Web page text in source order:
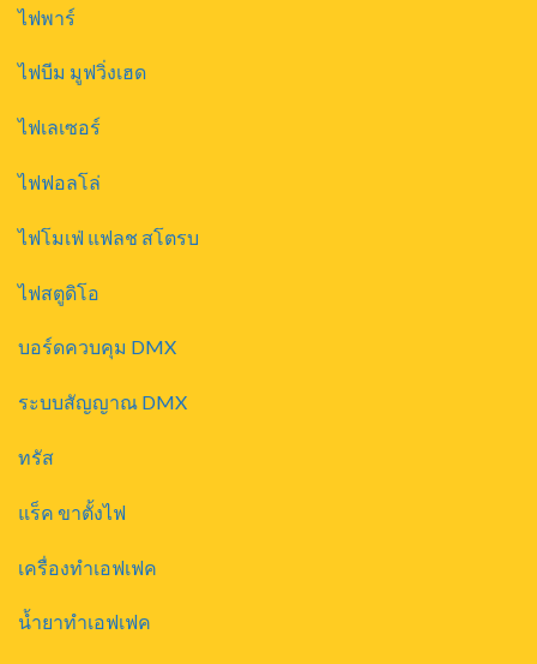
ไฟพาร์
ไฟบีม มูฟวิ่งเฮด
ไฟเลเซอร์
ไฟฟอลโล่
ไฟโมเฟ่ แฟลช สโตรบ
ไฟสตูดิโอ
บอร์ดควบคุม DMX
ระบบสัญญาณ DMX
ทรัส
แร็ค ขาตั้งไฟ
เครื่องทำเอฟเฟค
น้ำยาทำเอฟเฟค